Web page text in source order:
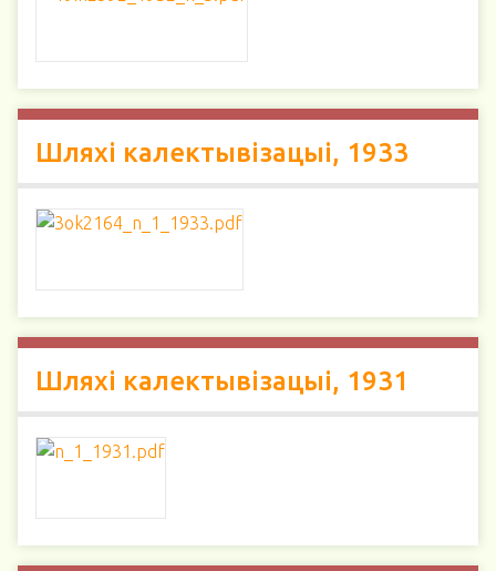
Шляхі калектывізацыі, 1933
Шляхі калектывізацыі, 1931